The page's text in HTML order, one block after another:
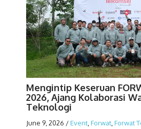
Mengintip Keseruan
2026, Ajang Kolaborasi
Teknologi
June 9, 2026 /Event, Forwat, Forwat